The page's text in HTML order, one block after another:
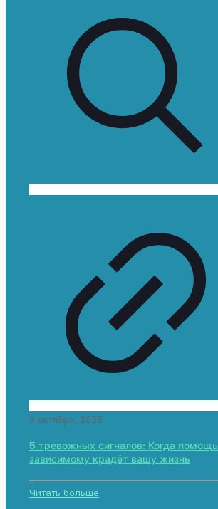
9 октября, 2025
5 тревожных сигналов: Когда помощь
зависимому крадёт вашу жизнь
Читать больше